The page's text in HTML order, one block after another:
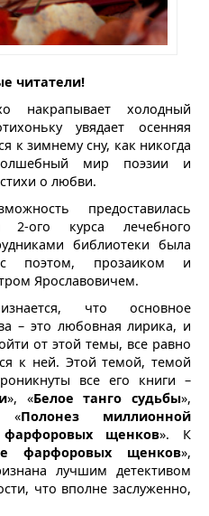
читатели!
накрапывает холодный
увядает осенняя
к зимнему сну, как никогда
мир поэзии и
о любви.
предоставилась
2-ого курса лечебного
библиотеки была
с поэтом, прозаиком и
Ярославовичем.
что основное
– это любовная лирика, и
от этой темы, все равно
к ней. Этой темой, темой
все его книги –
», «Белое танго судьбы»,
«Полонез миллионной
фарфоровых щенков». К
фарфоровых щенков»,
лучшим детективом
что вполне заслуженно,